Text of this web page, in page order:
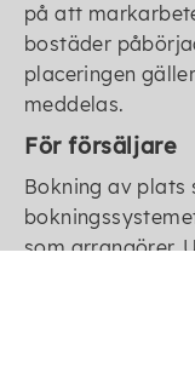
på att
bostäder
placeringen
meddelas.
För försäljare
Bokning av plats
som arrangörer.
kan du kontakta
mejladress: